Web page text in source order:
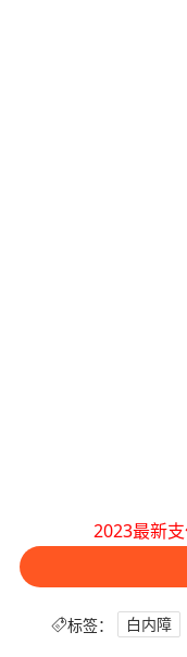
2023最新
标签： 白内障